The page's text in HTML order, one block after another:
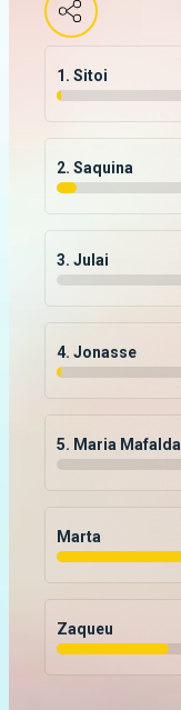
1. Sitoi
2. Saquina
3. Julai
4. Jonasse
5. Maria Mafalda
Marta
Zaqueu